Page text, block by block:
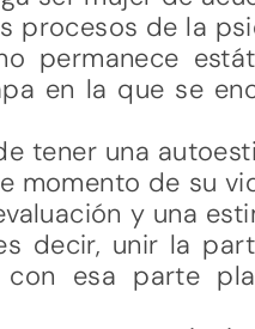
procesos de la
permanece
en la que se
tener una
momento de su
y una
decir, unir la
esa parte